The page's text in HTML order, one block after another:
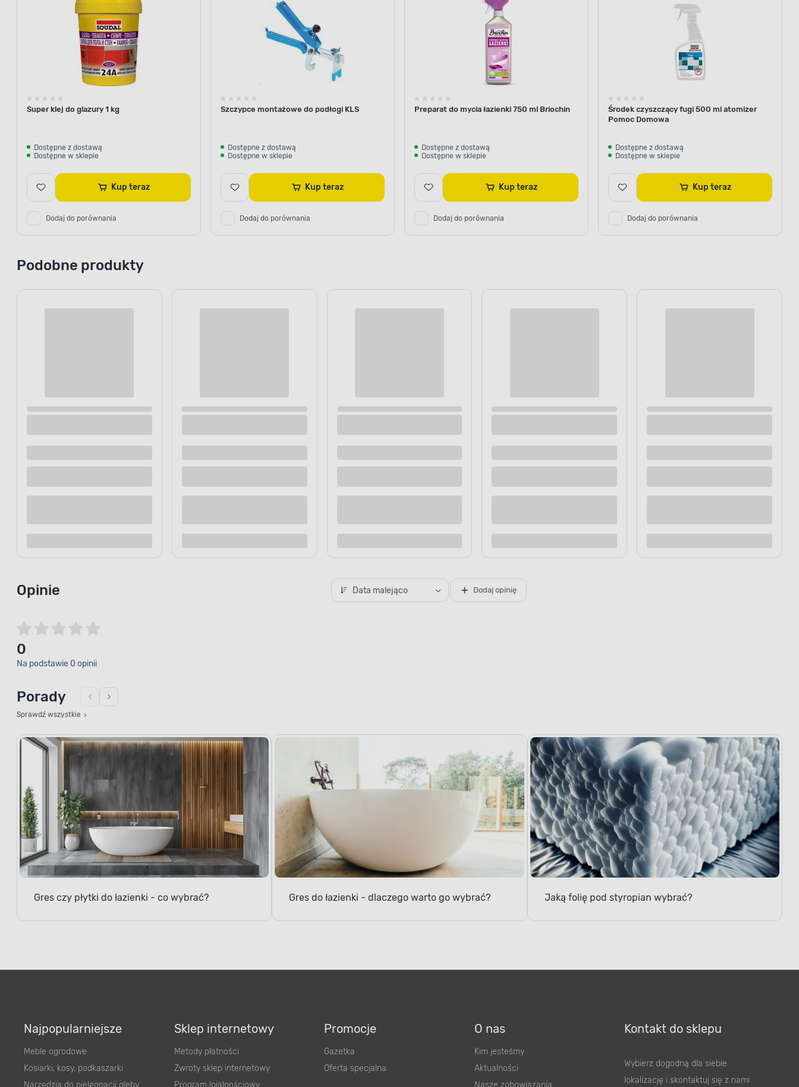
płytek
Super klej do glazury 1 kg
Dostępne z dostawą
Dostępne w sklepie
Kup teraz
Dodaj do porównania
Szczypce montażowe do podłogi KLS
Dostępne z dostawą
Dostępne w sklepie
Kup teraz
Dodaj do porównania
Preparat do mycia łazienki 750 ml Briochin
Dostępne z dostawą
Dostępne w sklepie
Kup teraz
Dodaj do porównania
Środek czyszczący fugi 500 ml atomizer
Pomoc Domowa
Dostępne z dostawą
Dostępne w sklepie
Kup teraz
Dodaj do porównania
Podobne produkty
Dostępne w sklepie
Dodaj do porównania
Dostępne w sklepie
Dodaj do porównania
Dostępne w sklepie
Dodaj do porównania
Dostępne w sklepie
Dodaj do porównania
Opinie Data malejąco Dodaj opinię
0
Porady
Jaką folię pod styropian wybrać?
Najpopularniejsze Sklep internetowy Promocje Kontakt do sklepu